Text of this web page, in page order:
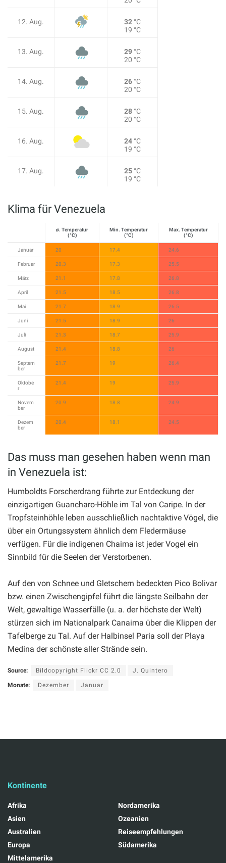
12. Aug. 32 °C
19 °C
13. Aug. 29 °C
20 °C
14. Aug. 26 °C
20 °C
15. Aug. 28 °C
20 °C
16. Aug. 24 °C
19 °C
17. Aug. 25 °C
19 °C
Klima für Venezuela
ø. Temperatur
(°C)
Min. Temperatur
(°C)
Max. Temperatur
(°C)
Januar 20 17.4 24.6
Februar 20.3 17.3 25.5
März 21.1 17.8 26.8
April 21.5 18.5 26.8
Mai 21.7 18.9 26.5
Juni 21.5 18.9 26
Juli 21.3 18.7 25.9
August 21.4 18.8 26
Septem
ber
21.7 19 26.4
Oktobe
r
21.4 19 25.9
Novem
ber
20.9 18.8 24.9
Dezem
ber
20.4 18.1 24.5
Das muss man gesehen haben wenn man
in Venezuela ist:
Humboldts Forscherdrang führte zur Entdeckung der
einzigartigen Guancharo-Höhle im Tal von Caripe. In der
Tropfsteinhöhle leben ausschließlich nachtaktive Vögel, die
über ein Ortungssystem ähnlich dem Fledermäuse
verfügen. Für die indigenen Chaima ist jeder Vogel ein
Sinnbild für die Seelen der Verstorbenen.
Auf den von Schnee und Gletschern bedeckten Pico Bolivar
bzw. einen Zwischengipfel führt die längste Seilbahn der
Welt, gewaltige Wasserfälle (u. a. der höchste der Welt)
stürzen sich im Nationalpark Canaima über die Klippen der
Tafelberge zu Tal. Auf der Halbinsel Paria soll der Playa
Medina der schönste aller Strände sein.
Source: Bildcopyright Flickr CC 2.0 J. Quintero
Monate: Dezember Januar
Kontinente
Afrika
Asien
Australien
Europa
Mittelamerika
Nordamerika
Ozeanien
Reiseempfehlungen
Südamerika